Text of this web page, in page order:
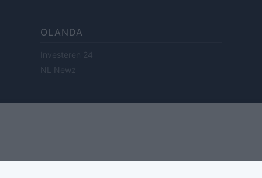
OLANDA
Investeren 24
NL Newz